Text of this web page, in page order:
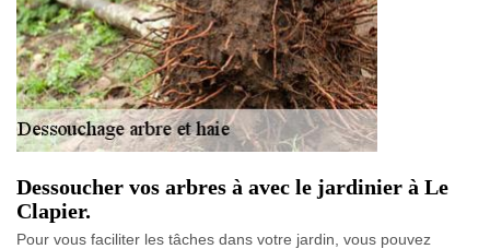
Dessoucher vos arbres à avec le jardinier à Le
Clapier.
Pour vous faciliter les tâches dans votre jardin, vous pouvez